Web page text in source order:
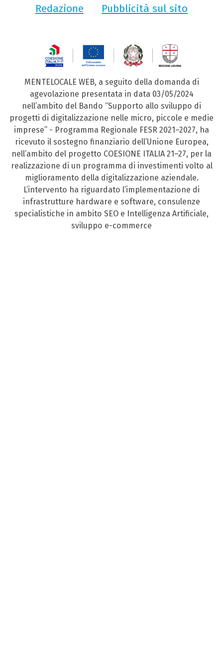
Redazione
Pubblicità sul sito
MENTELOCALE WEB, a seguito della domanda di
agevolazione presentata in data 03/05/2024
nell’ambito del Bando “Supporto allo sviluppo di
progetti di digitalizzazione nelle micro, piccole e medie
imprese” - Programma Regionale FESR 2021–2027, ha
ricevuto il sostegno finanziario dell’Unione Europea,
nell’ambito del progetto COESIONE ITALIA 21–27, per la
realizzazione di un programma di investimenti volto al
miglioramento della digitalizzazione aziendale.
L’intervento ha riguardato l’implementazione di
infrastrutture hardware e software, consulenze
specialistiche in ambito SEO e Intelligenza Artificiale,
sviluppo e-commerce